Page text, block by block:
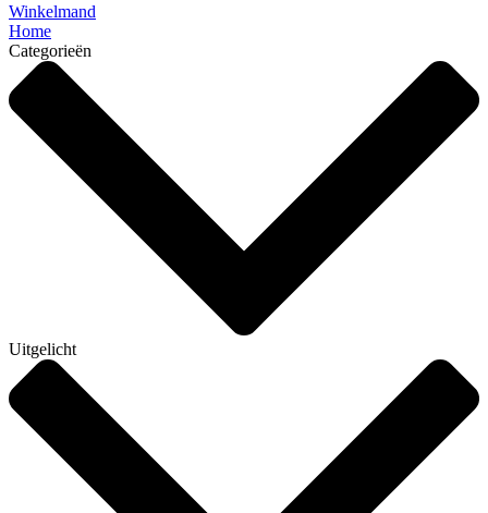
Winkelmand
Home
Categorieën
Uitgelicht